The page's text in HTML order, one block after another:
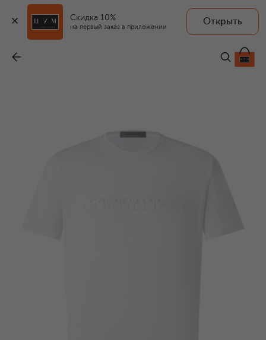
Скидка 10%
на первый заказ в приложении
Открыть
14 750 ₽